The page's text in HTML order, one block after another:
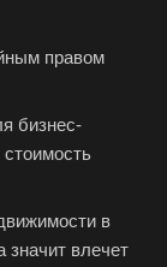
правом
бизнес-
в
влечет